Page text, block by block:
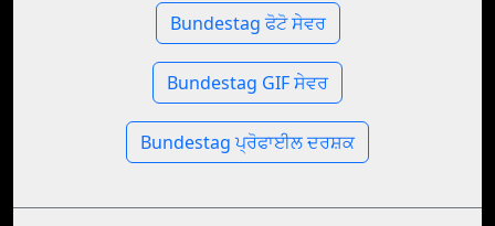
Bundestag ਫੋਟੋ ਸੇਵਰ
Bundestag GIF ਸੇਵਰ
Bundestag ਪ੍ਰੋਫਾਈਲ ਦਰਸ਼ਕ